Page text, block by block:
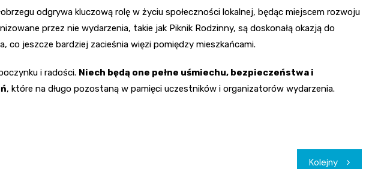
odgrywa kluczową rolę w życiu społeczności lokalnej, będąc miejscem rozwoju
przez nie wydarzenia, takie jak Piknik Rodzinny, są doskonałą okazją do
co jeszcze bardziej zacieśnia więzi pomiędzy mieszkańcami.
i radości. Niech będą one pełne uśmiechu, bezpieczeństwa i
, które na długo pozostaną w pamięci uczestników i organizatorów wydarzenia.
Kolejny